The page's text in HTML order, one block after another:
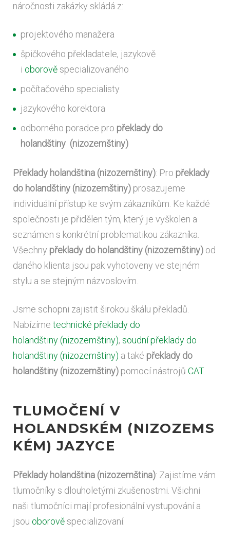
náročnosti zakázky skládá z:
projektového manažera
špičkového překladatele, jazykově
i oborově specializovaného
počítačového specialisty
jazykového korektora
odborného poradce pro překlady do
holandštiny (nizozemštiny)
Překlady holandština (nizozemštiny): Pro překlady
do holandštiny (nizozemštiny)prosazujeme
individuální přístup ke svým zákazníkům. Ke každé
společnosti je přidělen tým, který je vyškolen a
seznámen s konkrétní problematikou zákazníka.
Všechny překlady do holandštiny (nizozemštiny) od
daného klienta jsou pak vyhotoveny ve stejném
stylu a se stejným názvoslovím.
Jsme schopni zajistit širokou škálu překladů.
Nabízíme technické překlady do
holandštiny(nizozemštiny), soudní překlady do
holandštiny(nizozemštiny) a také překlady do
holandštiny (nizozemštiny)pomocí nástrojů CAT.
TLUMOČENÍ V
HOLANDSKÉM (NIZOZEMS
KÉM) JAZYCE
Překlady holandština (nizozemština): Zajistíme vám
tlumočníky s dlouholetými zkušenostmi. Všichni
naši tlumočníci mají profesionální vystupování a
jsou oborově specializovaní.